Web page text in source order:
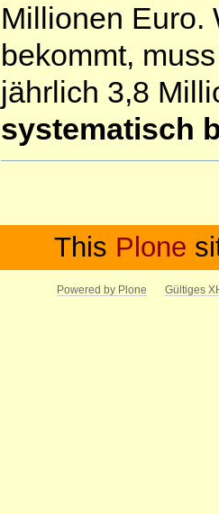
Millionen Euro.
bekommt,
jährlich 3,8
systematisch
This Plone
Powered by Plone Gültiges